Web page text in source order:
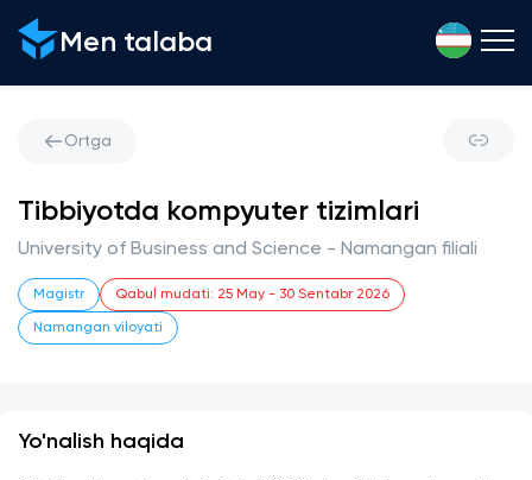
Men talaba
Ortga
Tibbiyotda kompyuter tizimlari
University of Business and Science - Namangan filiali
Magistr Qabul mudati: 25 May - 30 Sentabr 2026
Namangan viloyati
Yo'nalish haqida